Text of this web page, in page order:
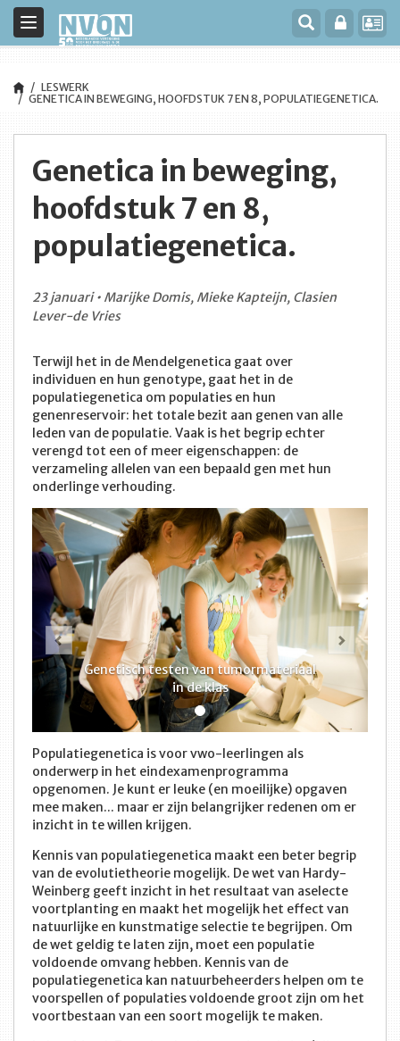
Toggle
navigation
LESWERK
GENETICA IN BEWEGING, HOOFDSTUK 7 EN 8, POPULATIEGENETICA.
Genetica in beweging,
hoofdstuk 7 en 8,
populatiegenetica.
23 januari • Marijke Domis, Mieke Kapteijn, Clasien
Lever-de Vries
Terwijl het in de Mendelgenetica gaat over
individuen en hun genotype, gaat het in de
populatiegenetica om populaties en hun
genenreservoir: het totale bezit aan genen van alle
leden van de populatie. Vaak is het begrip echter
verengd tot een of meer eigenschappen: de
verzameling allelen van een bepaald gen met hun
onderlinge verhouding.
Genetisch testen van tumormateriaal
in de klas
Vorige
Populatiegenetica is voor vwo-leerlingen als
onderwerp in het eindexamenprogramma
opgenomen. Je kunt er leuke (en moeilijke) opgaven
mee maken... maar er zijn belangrijker redenen om er
inzicht in te willen krijgen.
Kennis van populatiegenetica maakt een beter begrip
van de evolutietheorie mogelijk. De wet van Hardy-
Weinberg geeft inzicht in het resultaat van aselecte
voortplanting en maakt het mogelijk het effect van
natuurlijke en kunstmatige selectie te begrijpen. Om
de wet geldig te laten zijn, moet een populatie
voldoende omvang hebben. Kennis van de
populatiegenetica kan natuurbeheerders helpen om te
voorspellen of populaties voldoende groot zijn om het
voortbestaan van een soort mogelijk te maken.